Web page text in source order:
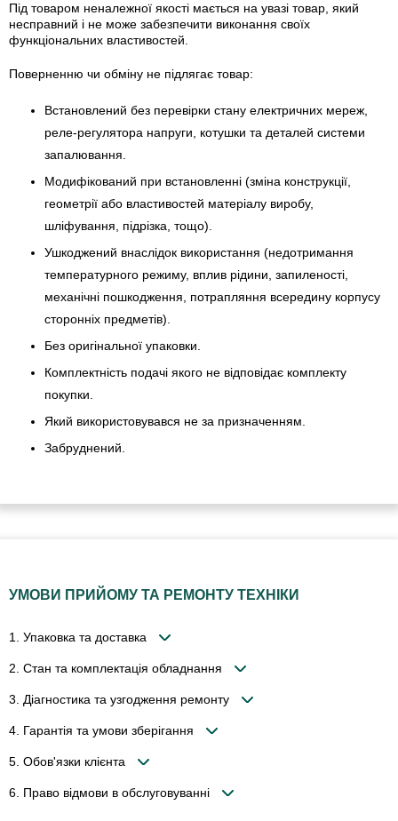
Під товаром неналежної якості мається на увазі товар, який
несправний і не може забезпечити виконання своїх
функціональних властивостей.
Поверненню чи обміну не підлягає товар:
Встановлений без перевірки стану електричних мереж,
реле-регулято­ра напруги, котушки та деталей системи
запалювання.
Модифікований при встановленні (зміна конструкції,
геометрії або властивостей матеріалу виробу,
шліфування, підрізка, тощо).
Ушкоджений внаслідок використання (недотримання
температурного режиму, вплив рідини, запиленості,
механічні пошкодження, потрапляння всередину корпусу
сторонніх предметів).
Без оригінальної упаковки.
Комплектність подачі якого не відповідає комплекту
покупки.
Який використовувався не за призначенням.
Забруднений.
УМОВИ ПРИЙОМУ ТА РЕМОНТУ ТЕХНІКИ
1. Упаковка та доставка
2. Стан та комплектація обладнання
3. Діагностика та узгодження ремонту
4. Гарантія та умови зберігання
5. Обов'язки клієнта
6. Право відмови в обслуговуванні